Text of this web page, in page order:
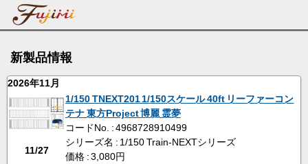
新製品情報
2026年11月
11/27
1/150 TNEXT201 1/150スケール 40ft リーファーコン
テナ 東方Project 博麗 霊夢
コードNo. : 4968728910499
シリーズ名 : 1/150 Train-NEXTシリーズ
価格 : 3,080円